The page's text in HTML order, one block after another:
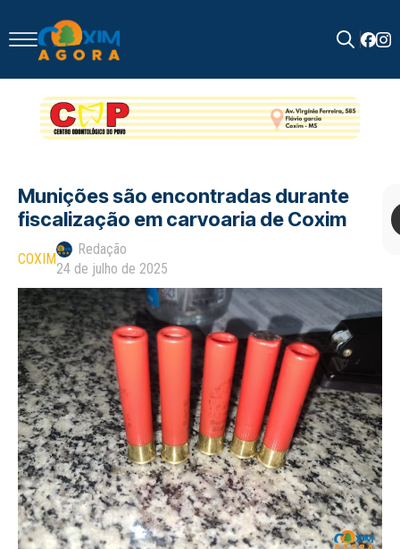
for:
Munições são encontradas durante
fiscalização em carvoaria de Coxim
COXIM
Redação
24 de julho de 2025